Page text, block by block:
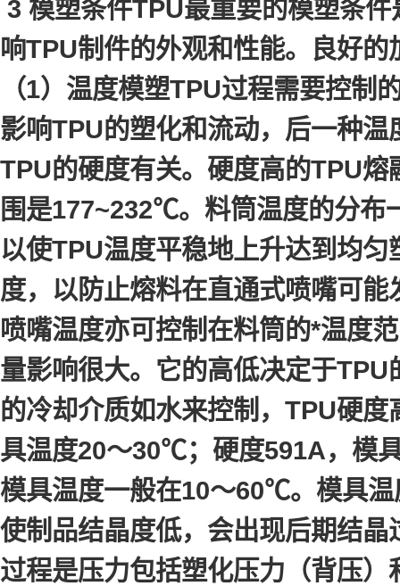
3 模塑条件TPU最重要的模塑条
响TPU制件的外观和性能。良好
（1）温度模塑TPU过程需要控
影响TPU的塑化和流动，后一种
TPU的硬度有关。硬度高的TPU
围是177~232℃。料筒温度的分布
以使TPU温度平稳地上升达到均
度，以防止熔料在直通式喷嘴可
喷嘴温度亦可控制在料筒的*温度
量影响很大。它的高低决定于
的冷却介质如水来控制，TPU硬
具温度20～30℃；硬度591A，模
模具温度一般在10～60℃。模具
使制品结晶度低，会出现后期结
过程是压力包括塑化压力（背压